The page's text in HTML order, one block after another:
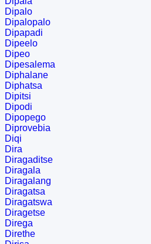
Dipalo
Dipalopalo
Dipapadi
Dipeelo
Dipeo
Dipesalema
Diphalane
Diphatsa
Dipitsi
Dipodi
Dipopego
Diprovebia
Diqi
Dira
Diragaditse
Diragala
Diragalang
Diragatsa
Diragatswa
Diragetse
Direga
Direthe